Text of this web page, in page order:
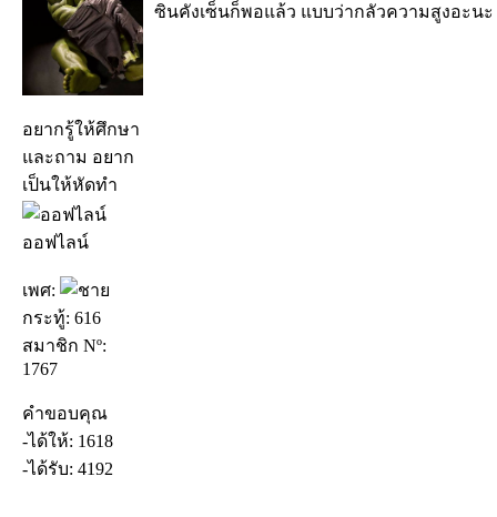
อยากรู้ให้ศึกษา
และถาม อยาก
เป็นให้หัดทำ
ออฟไลน์
เพศ:
กระทู้: 616
สมาชิก Nº:
1767
คำขอบคุณ
-ได้ให้: 1618
-ได้รับ: 4192
ซินคังเซ็นก็พอแล้ว แบบว่ากลัวความสูงอะนะ